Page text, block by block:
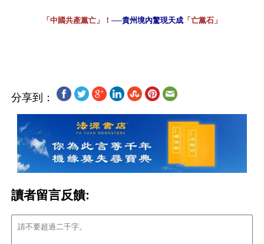
「中國共產黨亡」！ ──貴州境內驚現天成 「亡黨石」
分享到：
讀者留言反饋: